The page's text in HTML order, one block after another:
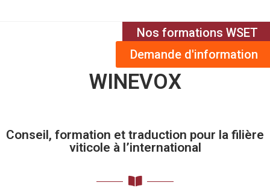
Nos formations WSET
Demande d'information
WINEVOX
Conseil, formation et traduction pour la filière
viticole à l’international